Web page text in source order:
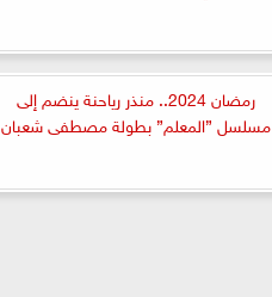
رمضان 2024.. منذر رياحنة ينضم إلى
مسلسل ”المعلم” بطولة مصطفى شعبان